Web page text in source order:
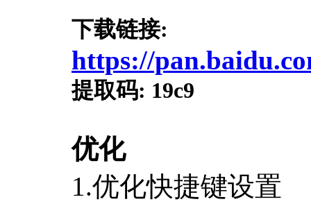
下载链接:
https://
提取码: 19c9
优化
1.优化快捷键设置